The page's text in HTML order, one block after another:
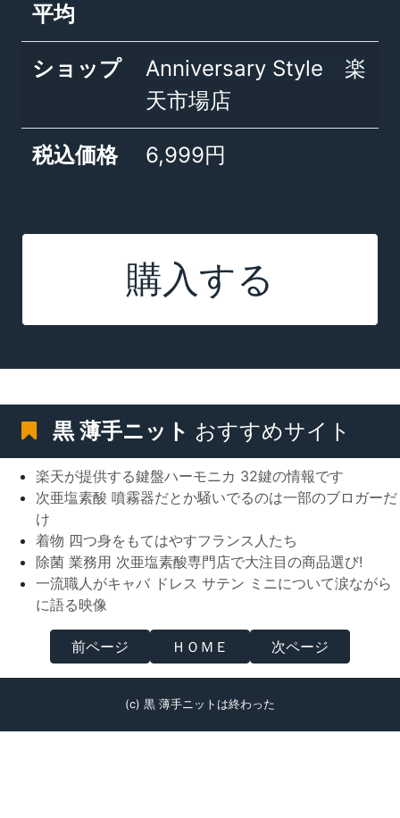
平均
ショップ
Anniversary Style 楽
天市場店
税込価格 6,999円
購入する
黒 薄手ニット おすすめサイト
楽天が提供する鍵盤ハーモニカ 32鍵の情報です
次亜塩素酸 噴霧器だとか騒いでるのは一部のブロガーだ
け
着物 四つ身をもてはやすフランス人たち
除菌 業務用 次亜塩素酸専門店で大注目の商品選び!
一流職人がキャバ ドレス サテン ミニについて涙ながら
に語る映像
前ページ ＨＯＭＥ 次ページ
(c) 黒 薄手ニットは終わった